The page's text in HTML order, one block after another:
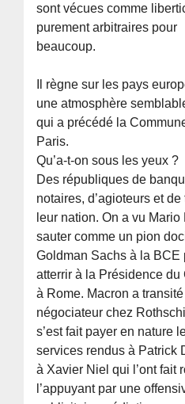
sont vécues comme
purement arbitraires pour
beaucoup.
Il règne sur les pays
une atmosphère
qui a précédé la
Paris.
Qu’a-t-on sous les yeux ?
Des républiques de
notaires, d’agioteurs et de
leur nation. On a vu Mario
sauter comme un pion
Goldman Sachs à la BCE
atterrir à la Présidence du
à Rome. Macron a
négociateur chez
s’est fait payer en nature
services rendus à Patrick
à Xavier Niel qui l’ont fait
l’appuyant par une